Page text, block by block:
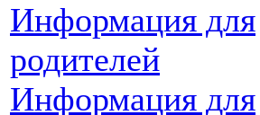
Информация для
родителей
Информация для